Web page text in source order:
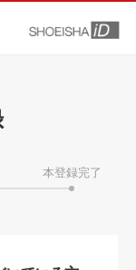
本登録完了